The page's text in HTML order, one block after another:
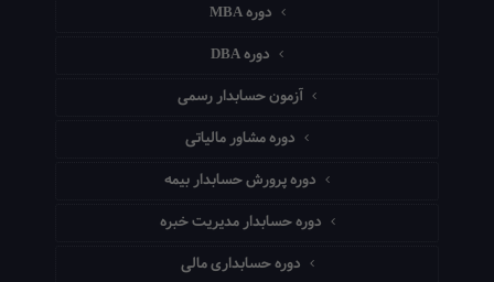
دوره MBA
دوره DBA
آزمون حسابدار رسمی
دوره مشاور مالیاتی
دوره پرورش حسابدار بیمه
دوره حسابدار مدیریت خبره
دوره حسابداری مالی